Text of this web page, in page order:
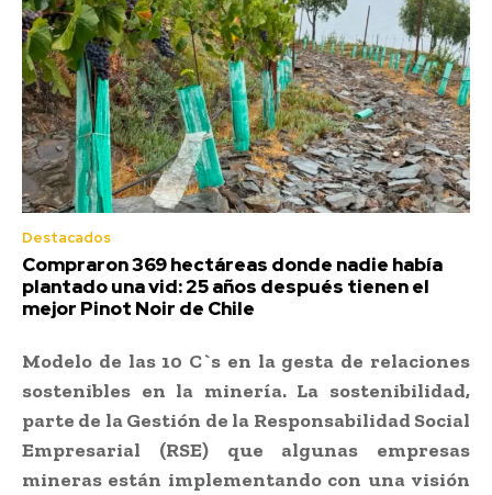
Destacados
Compraron 369 hectáreas donde nadie había
plantado una vid: 25 años después tienen el
mejor Pinot Noir de Chile
Modelo de las 10 C`s en la gesta de relaciones
sostenibles en la minería. La sostenibilidad,
parte de la Gestión de la Responsabilidad Social
Empresarial (RSE) que algunas empresas
mineras están implementando con una visión